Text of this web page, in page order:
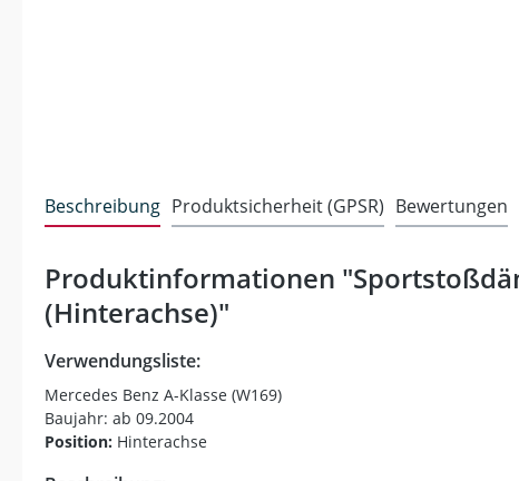
Beschreibung Produktsicherheit (GPSR) Bewertungen
Produktinformationen
(Hinterachse)"
Verwendungsliste:
Mercedes Benz A-Klasse (W169)
Baujahr: ab 09.2004
Position: Hinterachse